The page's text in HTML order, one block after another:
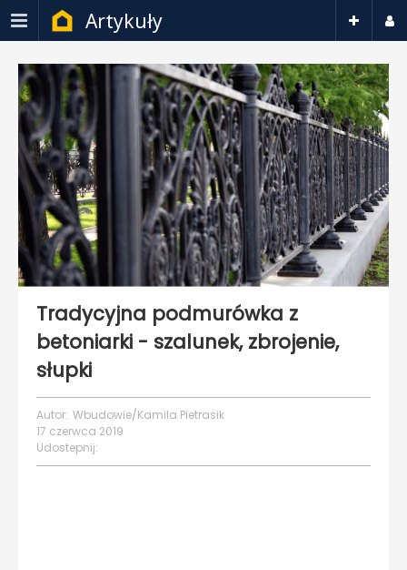
Artykuły
Tradycyjna podmurówka z
betoniarki - szalunek, zbrojenie,
słupki
Autor: Wbudowie/Kamila Pietrasik
17 czerwca 2019
Udostepnij: